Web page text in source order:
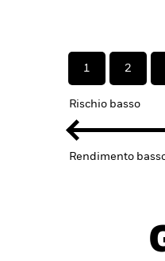
1 2
Rischio basso
Rendimento